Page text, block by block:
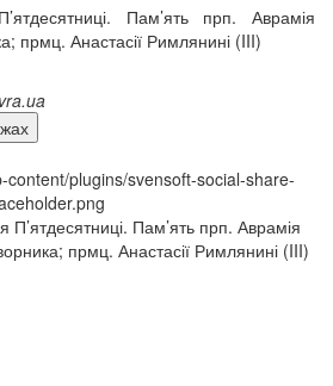
Пам’ять прп. Аврамія
прмц. Анастасії Римлянині (III)
content/plugins/svensoft-social-share-
П’ятдесятниці. Пам’ять прп. Аврамія
прмц. Анастасії Римлянині (III)